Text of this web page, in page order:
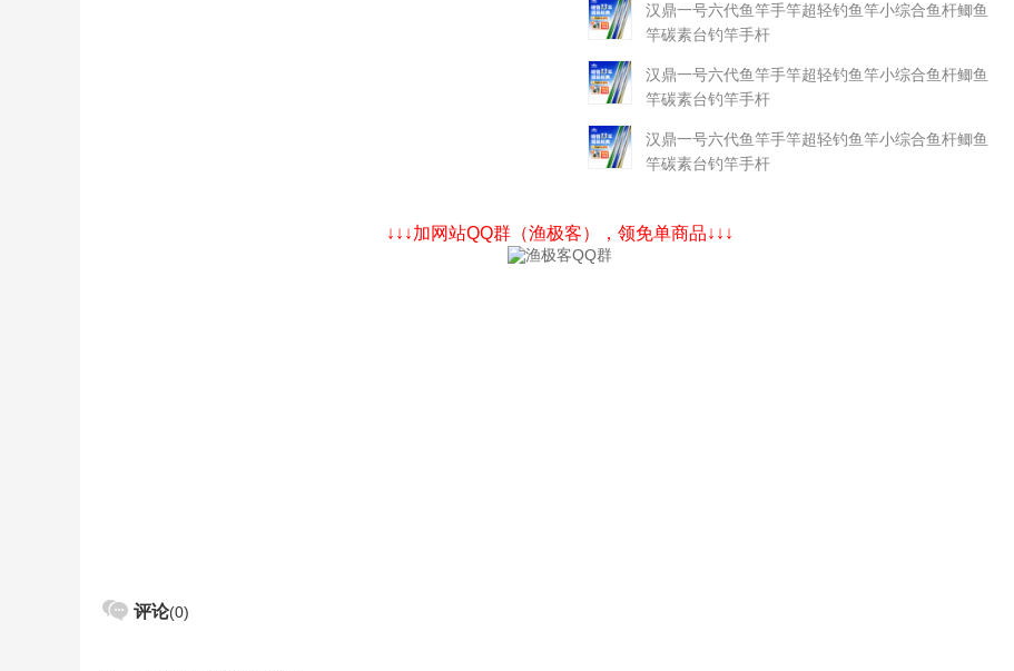
汉鼎一号六代鱼竿手竿超轻钓鱼竿小综合鱼杆鲫鱼
竿碳素台钓竿手杆
汉鼎一号六代鱼竿手竿超轻钓鱼竿小综合鱼杆鲫鱼
竿碳素台钓竿手杆
汉鼎一号六代鱼竿手竿超轻钓鱼竿小综合鱼杆鲫鱼
竿碳素台钓竿手杆
↓↓↓加网站QQ群（渔极客），领免单商品↓↓↓
评论(0)